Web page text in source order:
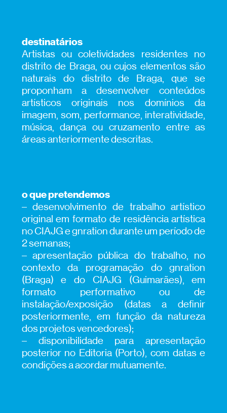
destinatários
Artistas ou coletividades residentes no
distrito de Braga, ou cujos elementos são
naturais do distrito de Braga, que se
proponham a desenvolver conteúdos
artísticos originais nos domínios da
imagem, som, performance, interatividade,
música, dança ou cruzamento entre as
áreas anteriormente descritas.
o que pretendemos
– desenvolvimento de trabalho artístico
original em formato de residência artística
no CIAJG e gnration durante um período de
2 semanas;
– apresentação pública do trabalho, no
contexto da programação do gnration
(Braga) e do CIAJG (Guimarães), em
formato performativo ou de
instalação/exposição (datas a definir
posteriormente, em função da natureza
dos projetos vencedores);
– disponibilidade para apresentação
posterior no Editoria (Porto), com datas e
condições a acordar mutuamente.